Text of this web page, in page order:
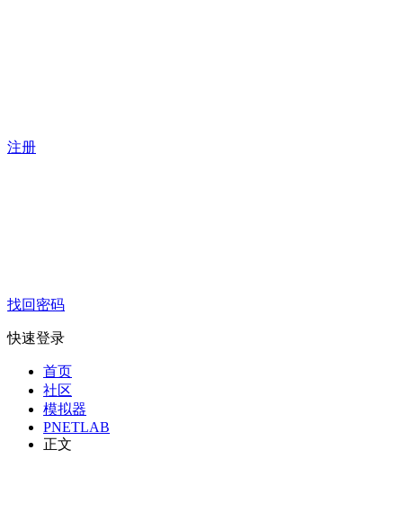
注册
找回密码
快速登录
首页
社区
模拟器
PNETLAB
正文